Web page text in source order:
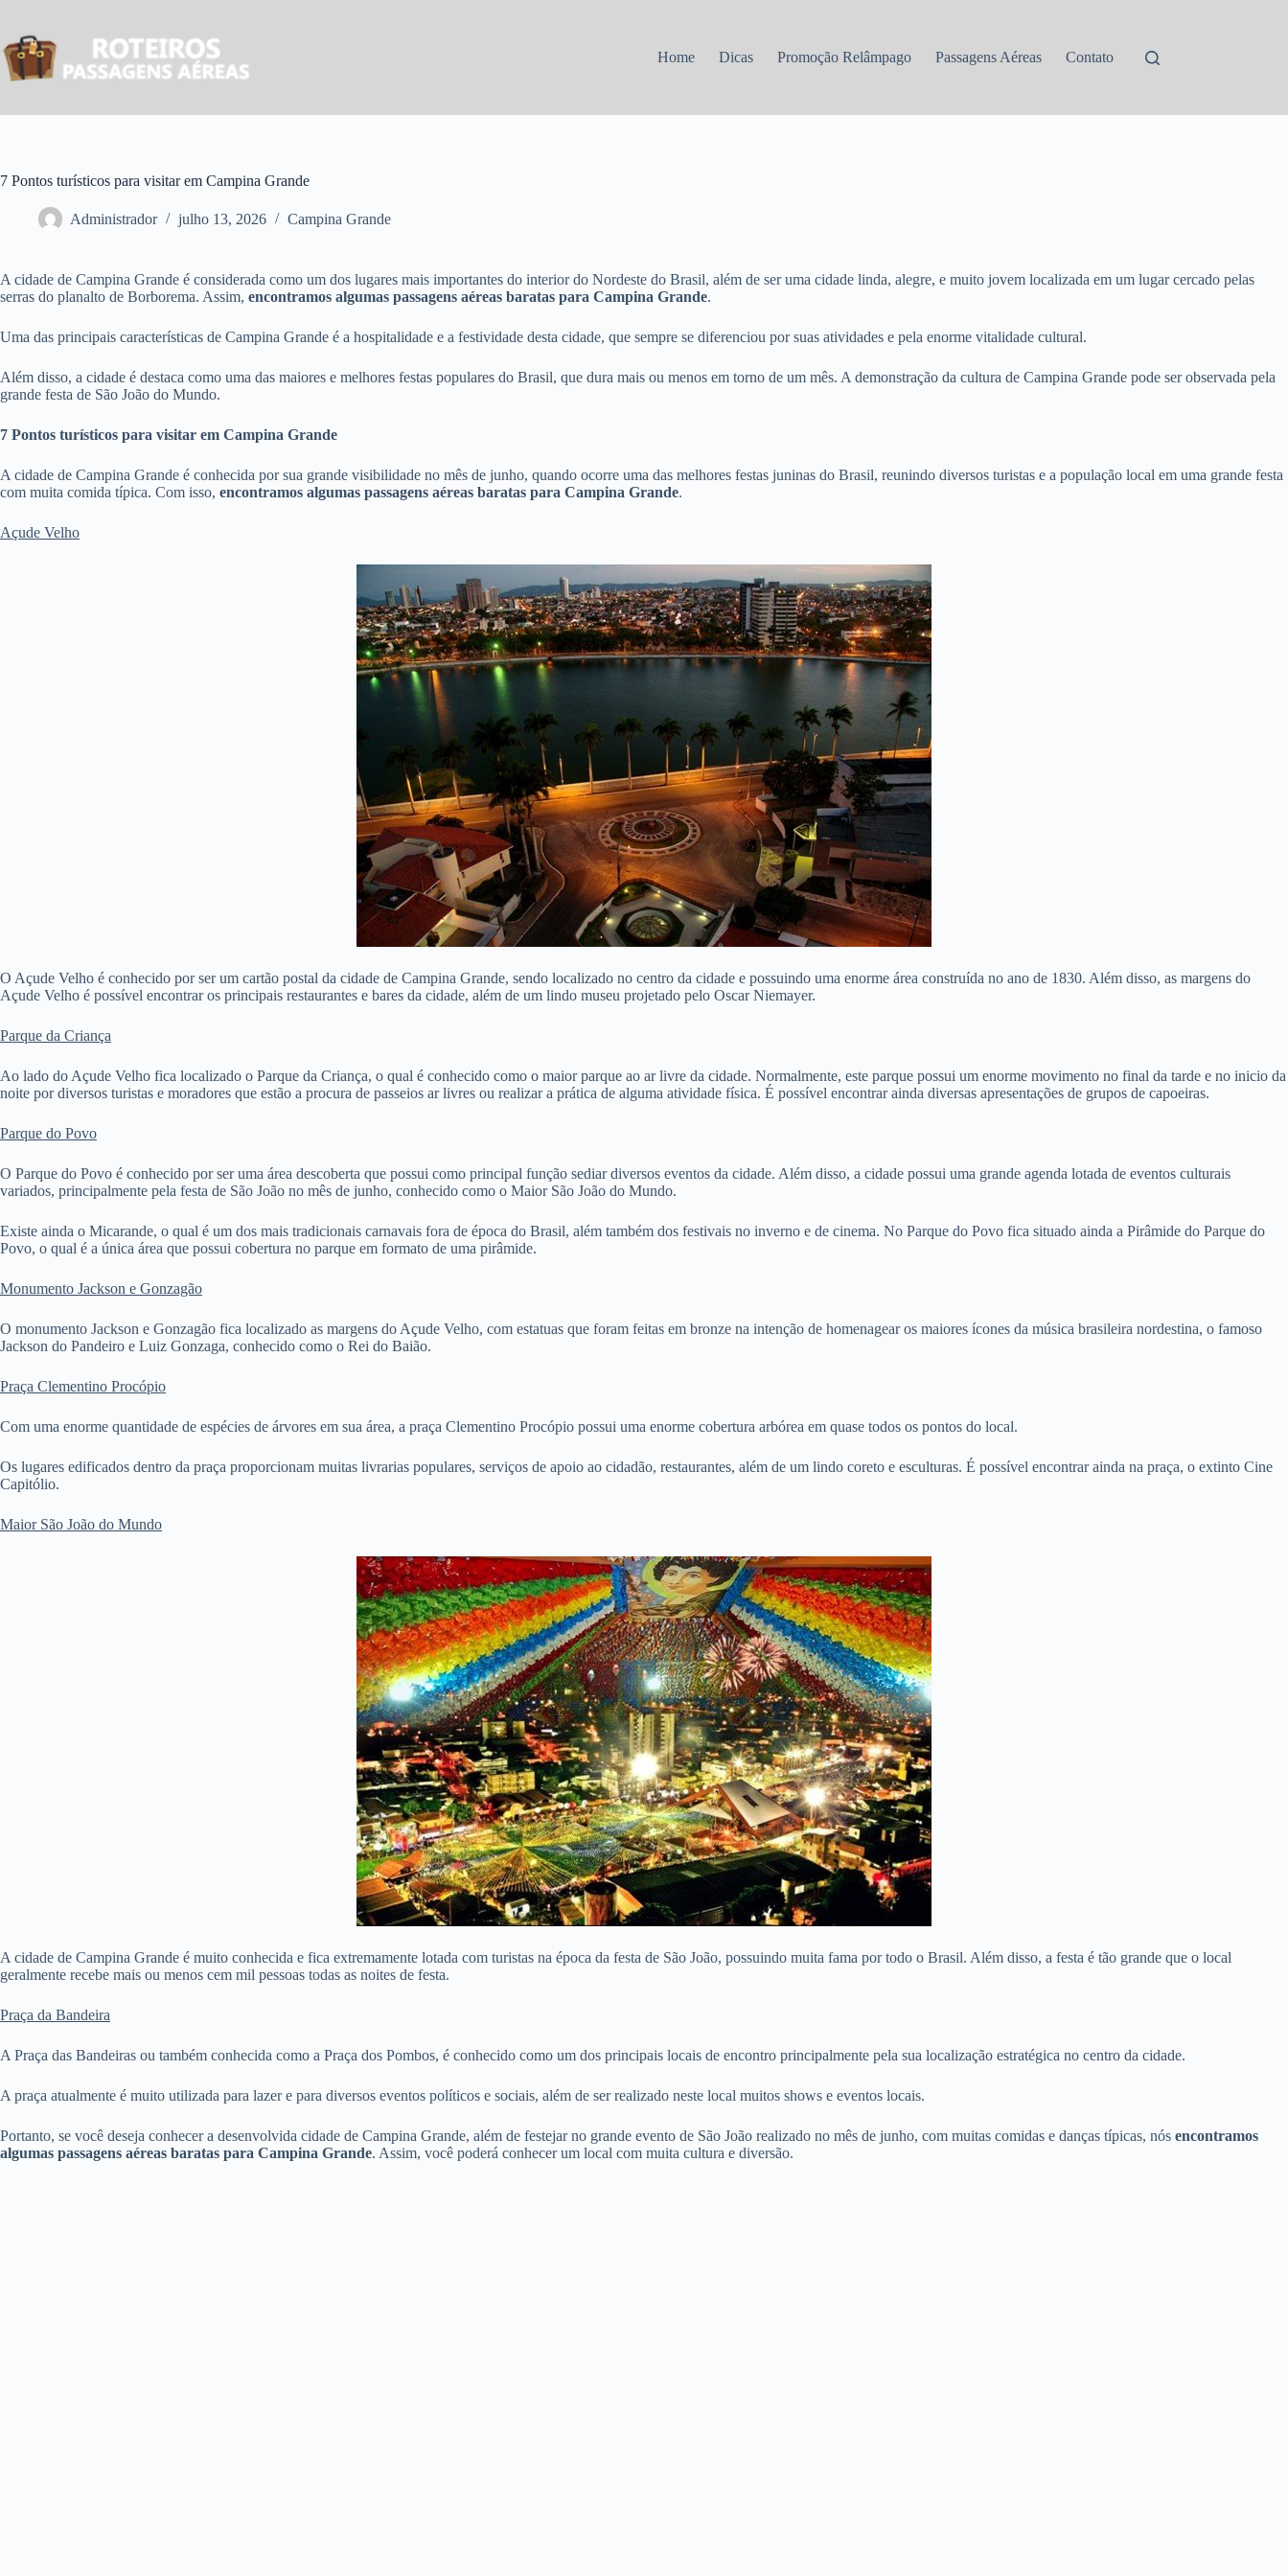
conteúdo
Home Dicas Promoção Relâmpago Passagens Aéreas Contato
7 Pontos turísticos para visitar em Campina Grande
Administrador julho 13, 2026 Campina Grande
A cidade de Campina Grande é considerada como um dos lugares mais importantes do interior do Nordeste do Brasil, além de ser uma cidade linda, alegre, e muito jovem localizada em um lugar cercado pelas
serras do planalto de Borborema. Assim, encontramos algumas passagens aéreas baratas para Campina Grande.
Uma das principais características de Campina Grande é a hospitalidade e a festividade desta cidade, que sempre se diferenciou por suas atividades e pela enorme vitalidade cultural.
Além disso, a cidade é destaca como uma das maiores e melhores festas populares do Brasil, que dura mais ou menos em torno de um mês. A demonstração da cultura de Campina Grande pode ser observada pela
grande festa de São João do Mundo.
7 Pontos turísticos para visitar em Campina Grande
A cidade de Campina Grande é conhecida por sua grande visibilidade no mês de junho, quando ocorre uma das melhores festas juninas do Brasil, reunindo diversos turistas e a população local em uma grande festa
com muita comida típica. Com isso, encontramos algumas passagens aéreas baratas para Campina Grande.
Açude Velho
O Açude Velho é conhecido por ser um cartão postal da cidade de Campina Grande, sendo localizado no centro da cidade e possuindo uma enorme área construída no ano de 1830. Além disso, as margens do
Açude Velho é possível encontrar os principais restaurantes e bares da cidade, além de um lindo museu projetado pelo Oscar Niemayer.
Parque da Criança
Ao lado do Açude Velho fica localizado o Parque da Criança, o qual é conhecido como o maior parque ao ar livre da cidade. Normalmente, este parque possui um enorme movimento no final da tarde e no inicio da
noite por diversos turistas e moradores que estão a procura de passeios ar livres ou realizar a prática de alguma atividade física. É possível encontrar ainda diversas apresentações de grupos de capoeiras.
Parque do Povo
O Parque do Povo é conhecido por ser uma área descoberta que possui como principal função sediar diversos eventos da cidade. Além disso, a cidade possui uma grande agenda lotada de eventos culturais
variados, principalmente pela festa de São João no mês de junho, conhecido como o Maior São João do Mundo.
Existe ainda o Micarande, o qual é um dos mais tradicionais carnavais fora de época do Brasil, além também dos festivais no inverno e de cinema. No Parque do Povo fica situado ainda a Pirâmide do Parque do
Povo, o qual é a única área que possui cobertura no parque em formato de uma pirâmide.
Monumento Jackson e Gonzagão
O monumento Jackson e Gonzagão fica localizado as margens do Açude Velho, com estatuas que foram feitas em bronze na intenção de homenagear os maiores ícones da música brasileira nordestina, o famoso
Jackson do Pandeiro e Luiz Gonzaga, conhecido como o Rei do Baião.
Praça Clementino Procópio
Com uma enorme quantidade de espécies de árvores em sua área, a praça Clementino Procópio possui uma enorme cobertura arbórea em quase todos os pontos do local.
Os lugares edificados dentro da praça proporcionam muitas livrarias populares, serviços de apoio ao cidadão, restaurantes, além de um lindo coreto e esculturas. É possível encontrar ainda na praça, o extinto Cine
Capitólio.
Maior São João do Mundo
A cidade de Campina Grande é muito conhecida e fica extremamente lotada com turistas na época da festa de São João, possuindo muita fama por todo o Brasil. Além disso, a festa é tão grande que o local
geralmente recebe mais ou menos cem mil pessoas todas as noites de festa.
Praça da Bandeira
A Praça das Bandeiras ou também conhecida como a Praça dos Pombos, é conhecido como um dos principais locais de encontro principalmente pela sua localização estratégica no centro da cidade.
A praça atualmente é muito utilizada para lazer e para diversos eventos políticos e sociais, além de ser realizado neste local muitos shows e eventos locais.
Portanto, se você deseja conhecer a desenvolvida cidade de Campina Grande, além de festejar no grande evento de São João realizado no mês de junho, com muitas comidas e danças típicas, nós encontramos
algumas passagens aéreas baratas para Campina Grande. Assim, você poderá conhecer um local com muita cultura e diversão.